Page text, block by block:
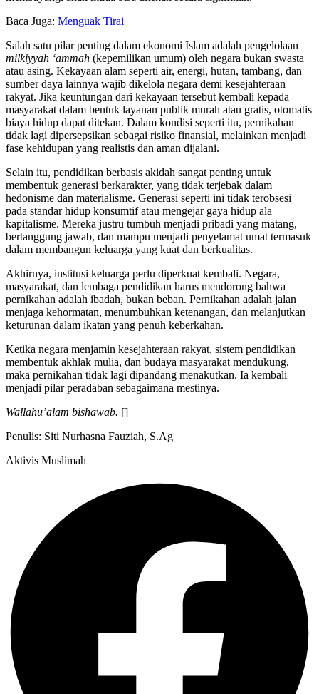
Baca Juga: Menguak Tirai
Salah satu pilar penting dalam ekonomi Islam adalah pengelolaan
milkiyyah ‘ammah (kepemilikan umum) oleh negara bukan swasta
atau asing. Kekayaan alam seperti air, energi, hutan, tambang, dan
sumber daya lainnya wajib dikelola negara demi kesejahteraan
rakyat. Jika keuntungan dari kekayaan tersebut kembali kepada
masyarakat dalam bentuk layanan publik murah atau gratis, otomatis
biaya hidup dapat ditekan. Dalam kondisi seperti itu, pernikahan
tidak lagi dipersepsikan sebagai risiko finansial, melainkan menjadi
fase kehidupan yang realistis dan aman dijalani.
Selain itu, pendidikan berbasis akidah sangat penting untuk
membentuk generasi berkarakter, yang tidak terjebak dalam
hedonisme dan materialisme. Generasi seperti ini tidak terobsesi
pada standar hidup konsumtif atau mengejar gaya hidup ala
kapitalisme. Mereka justru tumbuh menjadi pribadi yang matang,
bertanggung jawab, dan mampu menjadi penyelamat umat termasuk
dalam membangun keluarga yang kuat dan berkualitas.
Akhirnya, institusi keluarga perlu diperkuat kembali. Negara,
masyarakat, dan lembaga pendidikan harus mendorong bahwa
pernikahan adalah ibadah, bukan beban. Pernikahan adalah jalan
menjaga kehormatan, menumbuhkan ketenangan, dan melanjutkan
keturunan dalam ikatan yang penuh keberkahan.
Ketika negara menjamin kesejahteraan rakyat, sistem pendidikan
membentuk akhlak mulia, dan budaya masyarakat mendukung,
maka pernikahan tidak lagi dipandang menakutkan. Ia kembali
menjadi pilar peradaban sebagaimana mestinya.
Wallahu’alam bishawab. []
Penulis: Siti Nurhasna Fauziah, S.Ag
Aktivis Muslimah